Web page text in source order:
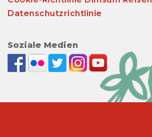
Datenschutzrichtlinie
Soziale Medien